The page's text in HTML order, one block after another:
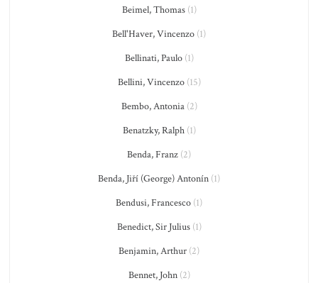
Beimel, Thomas(1)
Bell'Haver, Vincenzo (1)
Bellinati, Paulo(1)
Bellini, Vincenzo(15)
Bembo, Antonia(2)
Benatzky, Ralph(1)
Benda, Franz (2)
Benda, Jiří (George) Antonín (1)
Bendusi, Francesco (1)
Benedict, Sir Julius(1)
Benjamin, Arthur (2)
Bennet, John(2)